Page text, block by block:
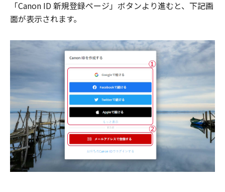
「Canon ID 新規登録ページ」ボタンより進むと、下記画
面が表示されます。